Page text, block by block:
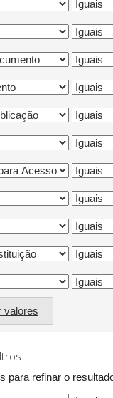
valores
para refinar o